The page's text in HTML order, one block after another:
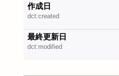
作成日
dct:created
最終更新日
dct:modified